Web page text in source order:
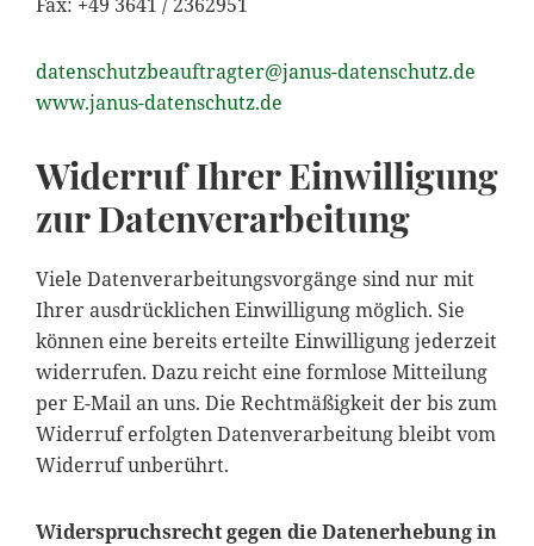
datenschutzbeauftragter@janus-datenschutz.de
www.janus-datenschutz.de
Widerruf Ihrer Einwilligung
zur Datenverarbeitung
Viele Datenverarbeitungsvorgänge sind nur mit
Ihrer ausdrücklichen Einwilligung möglich. Sie
können eine bereits erteilte Einwilligung jederzeit
widerrufen. Dazu reicht eine formlose Mitteilung
per E-Mail an uns. Die Rechtmäßigkeit der bis zum
Widerruf erfolgten Datenverarbeitung bleibt vom
Widerruf unberührt.
Widerspruchsrecht gegen die Datenerhebung in